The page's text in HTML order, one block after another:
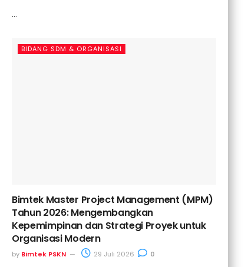
...
BIDANG SDM & ORGANISASI
Bimtek Master Project Management (MPM)
Tahun 2026: Mengembangkan
Kepemimpinan dan Strategi Proyek untuk
Organisasi Modern
by Bimtek PSKN 29 Juli 2026 0